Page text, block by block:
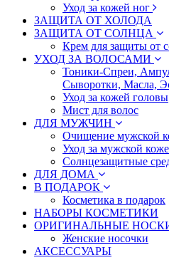
Уход за кожей ног
ЗАЩИТА ОТ ХОЛОДА
ЗАЩИТА ОТ СОЛНЦА
Крем для защиты от
УХОД ЗА ВОЛОСАМИ
Тоники-Спреи,
Сыворотки, Масла,
Уход за кожей головы
Мист для волос
ДЛЯ МУЖЧИН
Очищение мужской
Уход за мужской
Солнцезащитные
ДЛЯ ДОМА
В ПОДАРОК
Косметика в подарок
НАБОРЫ КОСМЕТИКИ
ОРИГИНАЛЬНЫЕ
Женские носочки
АКСЕССУАРЫ